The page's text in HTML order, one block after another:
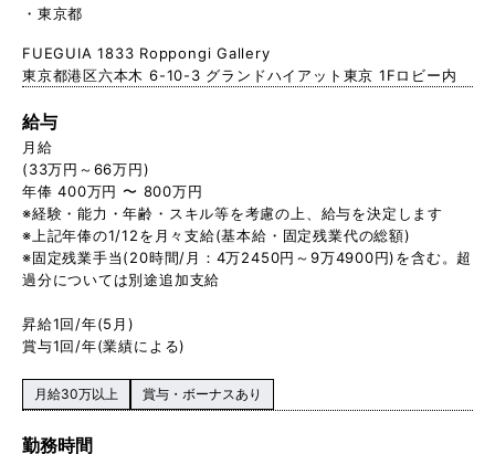
東京都
FUEGUIA 1833 Roppongi Gallery
東京都港区六本木 6-10-3 グランドハイアット東京 1Fロビー内
給与
月給
(33万円～66万円)
年俸 400万円 〜 800万円
※経験・能力・年齢・スキル等を考慮の上、給与を決定します
※上記年俸の1/12を月々支給(基本給・固定残業代の総額)
※固定残業手当(20時間/月：4万2450円～9万4900円)を含む。超
過分については別途追加支給
昇給1回/年(5月)
賞与1回/年(業績による)
月給30万以上 賞与・ボーナスあり
勤務時間